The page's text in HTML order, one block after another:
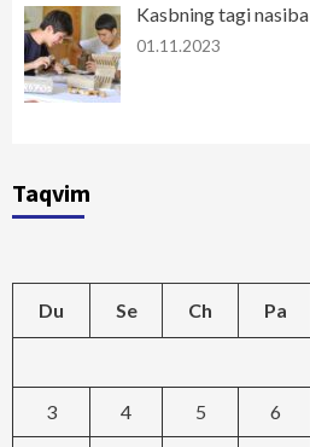
Kasbning tagi nasiba
01.11.2023
Taqvim
Du Se Ch Pa
3 4 5 6